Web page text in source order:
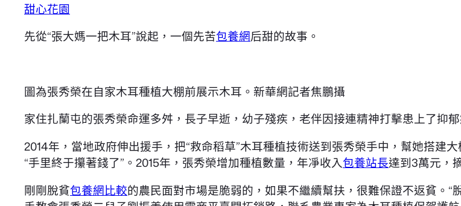
甜心花園
先從“張大媽一把木耳”說起，一個先苦包養網后甜的故事。
圖為張秀榮在自家木耳種植大棚前展示木耳。新華網記者焦鵬攝
家住扎蘭屯的張秀榮命運多舛，長子早逝，幼子殘疾，老伴因接連精神打擊患上了抑
2014年，當地政府伸出援手，把“救命稻草”木耳種植技術送到張秀榮手中，幫她搭建
“手里終于攥著錢了”。2015年，張秀榮增加種植數量，年凈收入包養站長達到3萬元，
剛剛脫貧包養網比較的農民面對市場是脆弱的，如果不繼續幫扶，很難保證不返貧。“